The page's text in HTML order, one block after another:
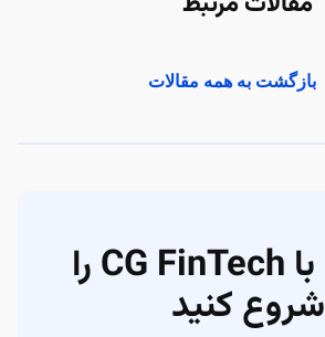
بازگشت به همه مقالات
معامله با CG FinTech را
شروع کنید